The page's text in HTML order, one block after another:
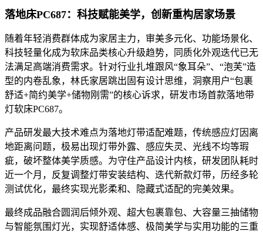
落地床PC687：科技赋能美学，创新重构居家场景
随着年轻消费群体成为家居主力，审美多元化、功能场景化、
科技轻量化成为软床品类核心升级趋势，同质化外观迭代已无
法满足高端消费需求。针对行业扎堆跟风“象耳朵”、“泡芙”造
型的内卷乱象，林氏家居跳出固有设计思维，洞察用户“包裹
舒适+简约美学+储物刚需”的核心诉求，研发市场首款落地带
灯软床PC687。
产品研发最大技术难点为落地灯带适配难题，传统感应灯因离
地距离问题，极易出现灯带外露、感应失灵、光线不均等瑕
疵，破坏整体美学质感。为守住产品设计内核，研发团队耗时
近一个月，反复调整灯带安装结构、迭代新款灯带，历经多轮
测试优化，最终实现光影柔和、隐藏式适配的完美效果。
最终成品融合圆润后倾外观、超大包裹靠包、大容量三抽储物
与智能氛围灯光，实现舒适体感、极简美学与实用功能的三重